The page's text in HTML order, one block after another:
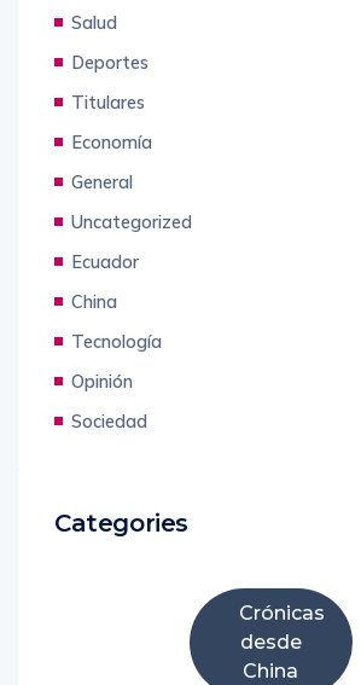
Salud
Deportes
Titulares
Economía
General
Uncategorized
Ecuador
China
Tecnología
Opinión
Sociedad
Categories
Crónicas
desde
China